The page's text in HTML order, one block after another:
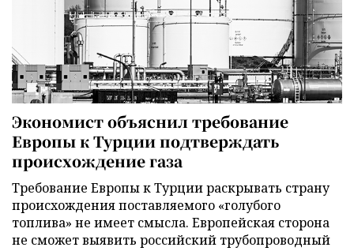
Экономист объяснил требование
Европы к Турции подтверждать
происхождение газа
Требование Европы к Турции раскрывать страну
происхождения поставляемого «голубого
топлива» не имеет смысла. Европейская сторона
не сможет выявить российский трубопроводный